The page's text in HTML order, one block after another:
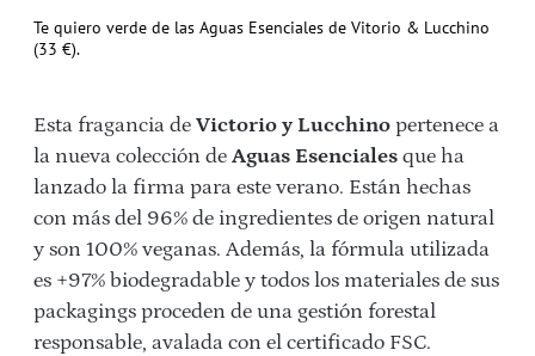
Te quiero verde de las Aguas Esenciales de Vitorio & Lucchino
(33 €).
Esta fragancia de Victorio y Lucchino pertenece a
la nueva colección de Aguas Esenciales que ha
lanzado la firma para este verano. Están hechas
con más del 96% de ingredientes de origen natural
y son 100% veganas. Además, la fórmula utilizada
es +97% biodegradable y todos los materiales de sus
packagings proceden de una gestión forestal
responsable, avalada con el certificado FSC.